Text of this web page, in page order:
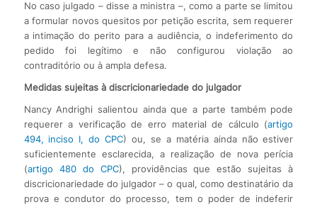
No caso julgado – disse a ministra –, como a parte se limitou
a formular novos quesitos por petição escrita, sem requerer
a intimação do perito para a audiência, o indeferimento do
pedido foi legítimo e não configurou violação ao
contraditório ou à ampla defesa.
Medidas sujeitas à discricionariedade do julgador
Nancy Andrighi salientou ainda que a parte também pode
requerer a verificação de erro material de cálculo (artigo
494, inciso I, do CPC) ou, se a matéria ainda não estiver
suficientemente esclarecida, a realização de nova perícia
(artigo 480 do CPC), providências que estão sujeitas à
discricionariedade do julgador – o qual, como destinatário da
prova e condutor do processo, tem o poder de indeferir